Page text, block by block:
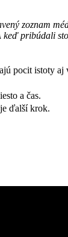
zoznam
pribúdali
pocit istoty aj
a čas.
ďalší krok.